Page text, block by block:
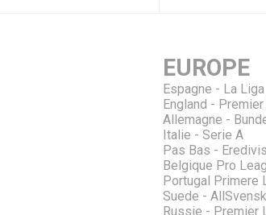
EUROPE
Espagne - La Liga
England -
Allemagne -
Italie - Serie A
Pas Bas -
Belgique Pro
Portugal Primere
Suede -
Russie - Premier